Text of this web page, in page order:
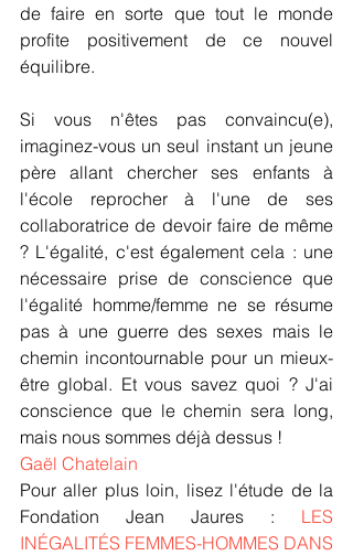
de faire en sorte que tout le monde
profite positivement de ce nouvel
équilibre.
Si vous n'êtes pas convaincu(e),
imaginez-vous un seul instant un jeune
père allant chercher ses enfants à
l'école reprocher à l'une de ses
collaboratrice de devoir faire de même
? L'égalité, c'est également cela : une
nécessaire prise de conscience que
l'égalité homme/femme ne se résume
pas à une guerre des sexes mais le
chemin incontournable pour un mieux-
être global. Et vous savez quoi ? J'ai
conscience que le chemin sera long,
mais nous sommes déjà dessus !
Gaël Chatelain
Pour aller plus loin, lisez l'étude de la
Fondation Jean Jaures : LES
INÉGALITÉS FEMMES-HOMMES DANS